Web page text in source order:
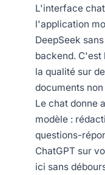
L'interface
l'application
DeepSeek
backend. C'est
la qualité sur
documents
Le chat donne
modèle :
questions-
ChatGPT sur
ici sans